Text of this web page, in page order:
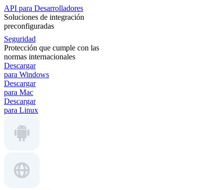
API para Desarrolladores
Soluciones de integración
preconfiguradas
Seguridad
Protección que cumple con las
normas internacionales
Descargar
para Windows
Descargar
para Mac
Descargar
para Linux